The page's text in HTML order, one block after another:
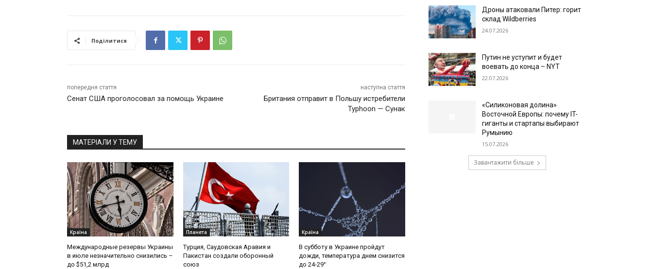
Поділитися
попередня стаття
Сенат США проголосовал за помощь Украине
наступна стаття
Британия отправит в Польшу истребители
Typhoon — Сунак
МАТЕРІАЛИ У ТЕМУ
Країна
Международные резервы Украины
в июле незначительно снизились –
до $51,2 млрд
Планета
Турция, Саудовская Аравия и
Пакистан создали оборонный
союз
Країна
В субботу в Украине пройдут
дожди, температура днем снизится
до 24-29°
Дроны атаковали Питер: горит
склад Wildberries
24.07.2026
Путин не уступит и будет
воевать до конца – NYT
22.07.2026
«Силиконовая долина»
Восточной Европы: почему IT-
гиганты и стартапы выбирают
Румынию
15.07.2026
Завантажити більше